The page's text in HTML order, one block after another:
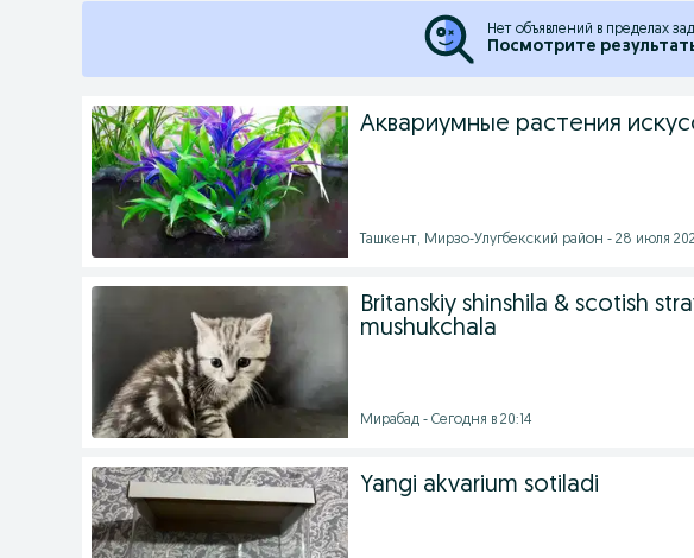
Нет объявлений в пределах
Посмотрите
Аквариумные растения
Ташкент, Мирзо-Улугбекский район - 28 июля
Britanskiy shinshila & scotish
mushukchala
Мирабад - Сегодня в 20:14
Yangi akvarium sotiladi